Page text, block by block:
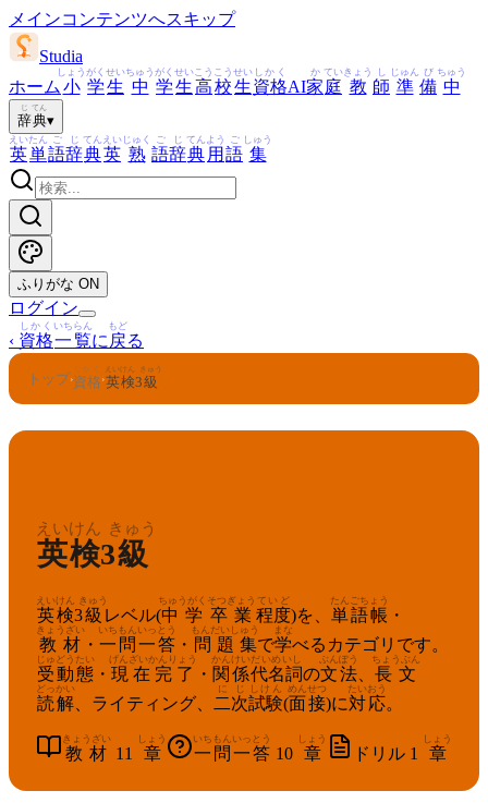
メインコンテンツへスキップ
Studia
ホーム 小
しょう
学
がく
生
せい
中
ちゅう
学
がく
生
せい
高
こう
校
こう
生
せい
資格
しかく
AI家
か
庭
てい
教
きょう
師
し
準
じゅん
備
び
中
ちゅう
辞
じ
典
てん
▾
英
えい
単
たん
語
ご
辞
じ
典
てん
英
えい
熟
じゅく
語
ご
辞
じ
典
てん
用
よう
語
ご
集
しゅう
ふりがな ON
ログイン
‹ 資格
しかく
一覧
いちらん
に 戻
もど
る
トップ›資格
しかく
›英検
えいけん
3級
きゅう
英検
えいけん
3級
きゅう
英検
えいけん
3級
きゅう
レベル(中学
ちゅうがく
卒業
そつぎょう
程度
ていど
)を、 単語帳
たんごちょう
・
教材
きょうざい
・ 一問一答
いちもんいっとう
・ 問題集
もんだいしゅう
で学
まな
べるカテゴリです。
受動態
じゅどうたい
・ 現在完了
げんざいかんりょう
・ 関係
かんけい
代名詞
だいめいし
の文法
ぶんぽう
長文
ちょうぶん
読解
どっかい
、ライティング、 二次
にじ
試験
しけん
(面接
めんせつ
)に対応
たいおう
。
教材
きょうざい
11 章
しょう
一問一答
いちもんいっとう
10 章
しょう
ドリル 1 章
しょう